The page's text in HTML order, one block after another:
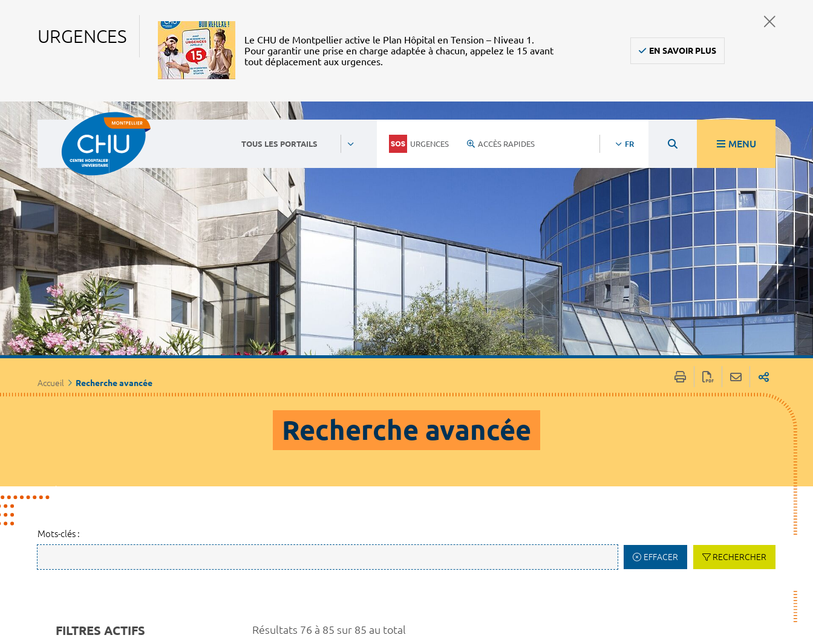
URGENCES
Le CHU de Montpellier active le Plan Hôpital en Tension – Niveau 1.
Pour garantir une prise en charge adaptée à chacun, appelez le 15 avant
tout déplacement aux urgences.
EN SAVOIR PLUS
TOUS LES PORTAILS URGENCES ACCÈS RAPIDES FR MENU
Accueil Recherche avancée
Recherche avancée
Mots-clés :
EFFACER RECHERCHER
Résultats 76 à 85 sur 85 au total
FILTRES ACTIFS